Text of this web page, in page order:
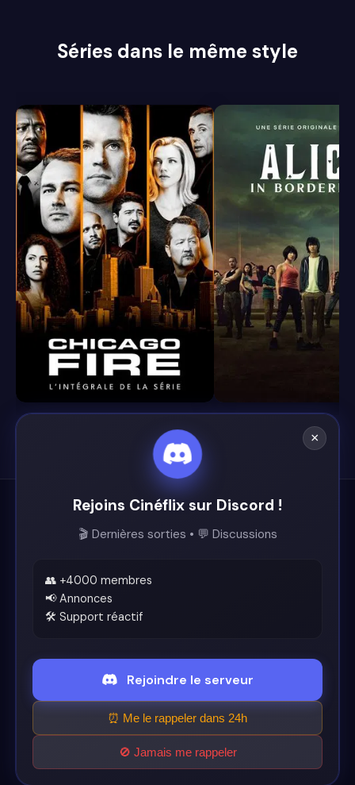
Séries dans le même style
8.4
Cinéflix
Support
Conditions d'utilisation
© 2026 Cinéflix. Tous droits réservés.
×
Rejoins Cinéflix sur Discord !
🎬 Dernières sorties • 💬 Discussions
👥 +4000 membres
📢 Annonces
🛠️ Support réactif
Rejoindre le serveur
⏰ Me le rappeler dans 24h
🚫 Jamais me rappeler